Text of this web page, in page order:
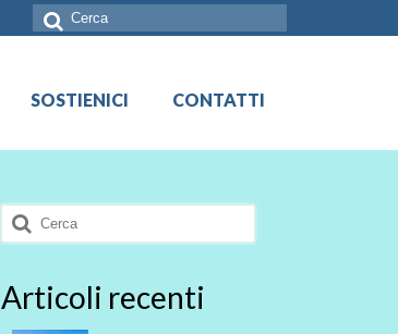
Cerca:
SOSTIENICI CONTATTI
Cerca:
Articoli recenti